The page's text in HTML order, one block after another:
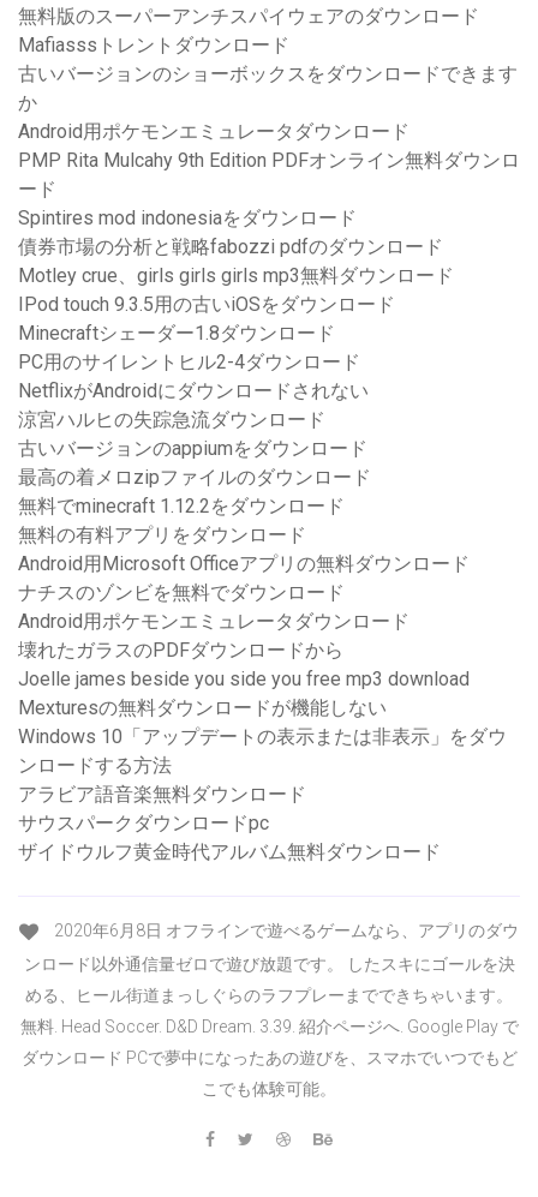
無料版のスーパーアンチスパイウェアのダウンロード
Mafiasssトレントダウンロード
古いバージョンのショーボックスをダウンロードできます
か
Android用ポケモンエミュレータダウンロード
PMP Rita Mulcahy 9th Edition PDFオンライン無料ダウンロ
ード
Spintires mod indonesiaをダウンロード
債券市場の分析と戦略fabozzi pdfのダウンロード
Motley crue、girls girls girls mp3無料ダウンロード
IPod touch 9.3.5用の古いiOSをダウンロード
Minecraftシェーダー1.8ダウンロード
PC用のサイレントヒル2-4ダウンロード
NetflixがAndroidにダウンロードされない
涼宮ハルヒの失踪急流ダウンロード
古いバージョンのappiumをダウンロード
最高の着メロzipファイルのダウンロード
無料でminecraft 1.12.2をダウンロード
無料の有料アプリをダウンロード
Android用Microsoft Officeアプリの無料ダウンロード
ナチスのゾンビを無料でダウンロード
Android用ポケモンエミュレータダウンロード
壊れたガラスのPDFダウンロードから
Joelle james beside you side you free mp3 download
Mexturesの無料ダウンロードが機能しない
Windows 10「アップデートの表示または非表示」をダウ
ンロードする方法
アラビア語音楽無料ダウンロード
サウスパークダウンロードpc
ザイドウルフ黄金時代アルバム無料ダウンロード
2020年6月8日 オフラインで遊べるゲームなら、アプリのダウ
ンロード以外通信量ゼロで遊び放題です。 したスキにゴールを決
める、ヒール街道まっしぐらのラフプレーまでできちゃいます。
無料. Head Soccer. D&D Dream. 3.39. 紹介ページへ. Google Play で
ダウンロード PCで夢中になったあの遊びを、スマホでいつでもど
こでも体験可能。